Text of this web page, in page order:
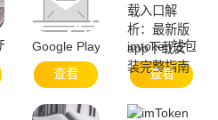
与资源聚合
：移动设备上的策略游戏，iPad下载
Google Play官方下载与安全使用
查看
imtoken钱包官
查看